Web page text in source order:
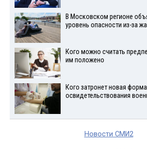
В Московском регионе
уровень опасности из-за
Кого можно считать
им положено
Кого затронет новая
освидетельствования
Новости СМИ2